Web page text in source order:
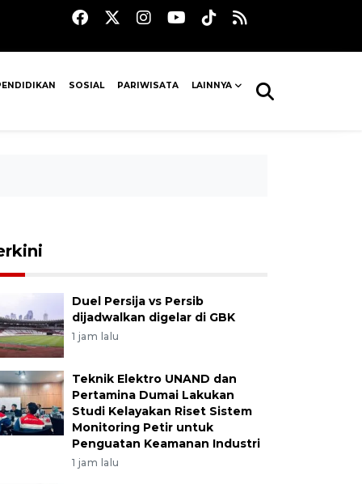
SOSIAL PARIWISATA LAINNYA
Duel Persija vs Persib
dijadwalkan digelar di GBK
1 jam lalu
Teknik Elektro UNAND dan
Pertamina Dumai Lakukan
Studi Kelayakan Riset Sistem
Monitoring Petir untuk
Penguatan Keamanan Industri
1 jam lalu